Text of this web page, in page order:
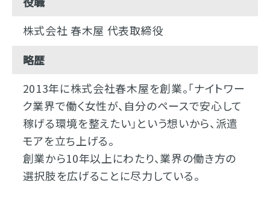
株式会社 春木屋 代表取締役
略歴
2013年に株式会社春木屋を創業。「ナイトワー
ク業界で働く女性が、自分のペースで安心して
稼げる環境を整えたい」という想いから、派遣
モアを立ち上げる。
創業から10年以上にわたり、業界の働き方の
選択肢を広げることに尽力している。